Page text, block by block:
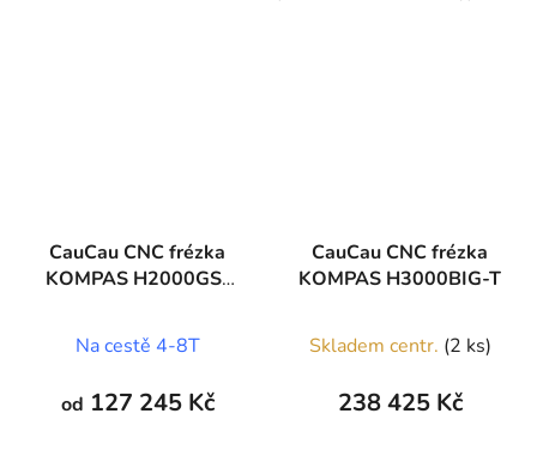
CauCau CNC frézka
KOMPAS H2000GS-
(1000x1700)
Na cestě 4-8T
od 127 245 Kč
CauCau CNC frézka
KOMPAS H3000BIG-T
Skladem centr. (2 ks)
238 425 Kč